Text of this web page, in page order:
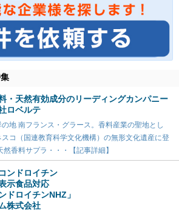
・天然有効成分のリーディングカンパニー
ロベルテ
地 南フランス・グラース。香料産業の聖地とし
スコ（国連教育科学文化機構）の無形文化遺産に登
香料サプラ・・・【記事詳細】
ンドロイチン
示食品対応
ドロイチンNHZ」
株式会社